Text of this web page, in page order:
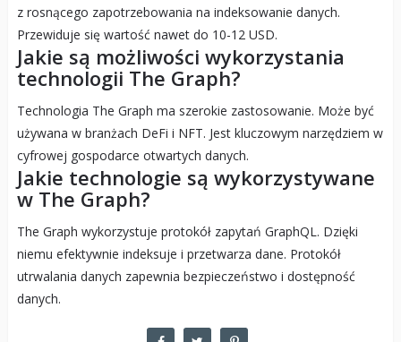
z rosnącego zapotrzebowania na indeksowanie danych.
Przewiduje się wartość nawet do 10-12 USD.
Jakie są możliwości wykorzystania
technologii The Graph?
Technologia The Graph ma szerokie zastosowanie. Może być
używana w branżach DeFi i NFT. Jest kluczowym narzędziem w
cyfrowej gospodarce otwartych danych.
Jakie technologie są wykorzystywane
w The Graph?
The Graph wykorzystuje protokół zapytań GraphQL. Dzięki
niemu efektywnie indeksuje i przetwarza dane. Protokół
utrwalania danych zapewnia bezpieczeństwo i dostępność
danych.